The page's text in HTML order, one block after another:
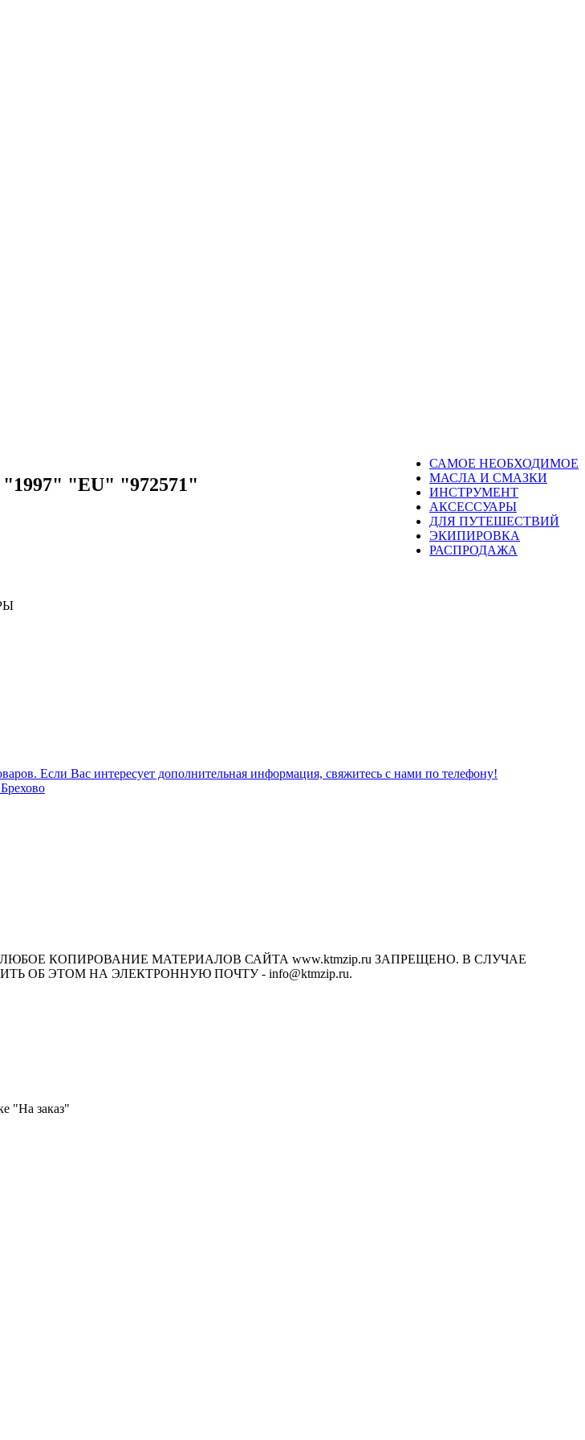
САМОЕ НЕОБХОДИМОЕ
МАСЛА И СМАЗКИ
ИНСТРУМЕНТ
АКСЕССУАРЫ
ДЛЯ ПУТЕШЕСТВИЙ
ЭКИПИРОВКА
РАСПРОДАЖА
"EU" "972571"
Если Вас интересует дополнительная информация, свяжитесь с нами по телефону!
КОПИРОВАНИЕ МАТЕРИАЛОВ САЙТА www.ktmzip.ru ЗАПРЕЩЕНО. В СЛУЧАЕ
ОБ ЭТОМ НА ЭЛЕКТРОННУЮ ПОЧТУ - info@ktmzip.ru.
"На заказ"